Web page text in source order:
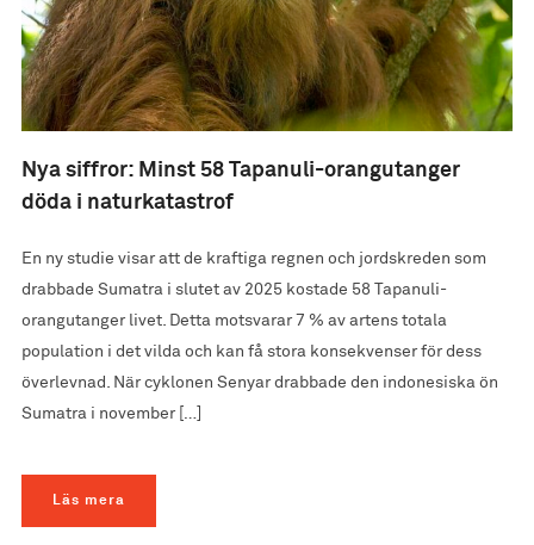
Nya siffror: Minst 58 Tapanuli-orangutanger
döda i naturkatastrof
En ny studie visar att de kraftiga regnen och jordskreden som
drabbade Sumatra i slutet av 2025 kostade 58 Tapanuli-
orangutanger livet. Detta motsvarar 7 % av artens totala
population i det vilda och kan få stora konsekvenser för dess
överlevnad. När cyklonen Senyar drabbade den indonesiska ön
Sumatra i november […]
Läs mera